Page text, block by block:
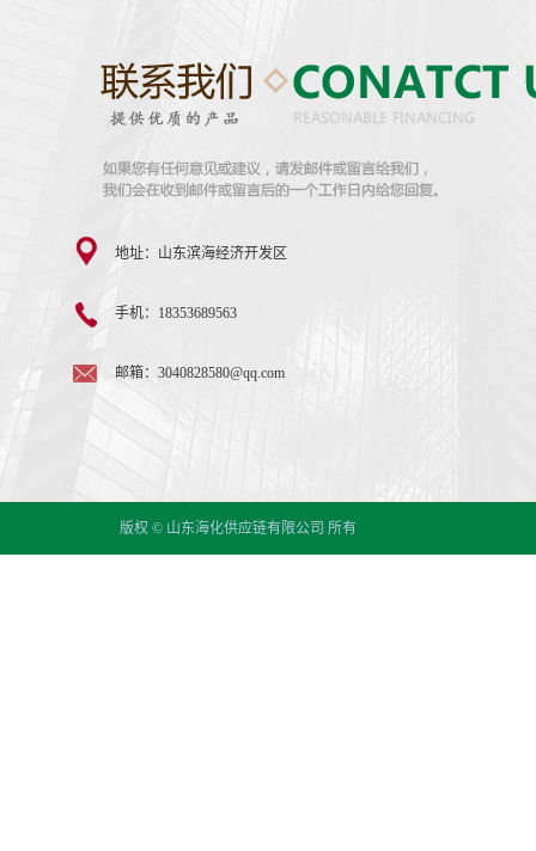
地址：山东滨海经济开发区
手机：18353689563
邮箱：3040828580@qq.com
版权 © 山东海化供应链有限公司 所有